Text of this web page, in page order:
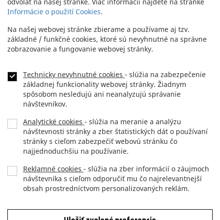
Footer
menu
NEWSLETTER
KONTAKT
DLHOPISY
OCHRANA OSOBNÝCH ÚDAJOV
Copyright (c) 2012 JTRE.
Informácie o použití Cookies.
Na našej webovej stránke zbierame a používame aj tzv.
základné / funkčné cookies, ktoré sú nevyhnutné na správne
zobrazovanie a fungovanie webovej stránky.
Technicky nevyhnutné cookies - slúžia na zabezpečenie
základnej funkcionality webovej stránky. Žiadnym
spôsobom nesledujú ani neanalyzujú správanie
návštevníkov.
Analytické cookies - slúžia na meranie a analýzu
návštevnosti stránky a zber štatistických dát o používaní
stránky s cieľom zabezpečiť webovú stránku čo
najjednoduchšiu na používanie.
Reklamné cookies - slúžia na zber informácií o záujmoch
návštevníka s cieľom odporučiť mu čo najrelevantnejší
obsah prostredníctvom personalizovaných reklám.